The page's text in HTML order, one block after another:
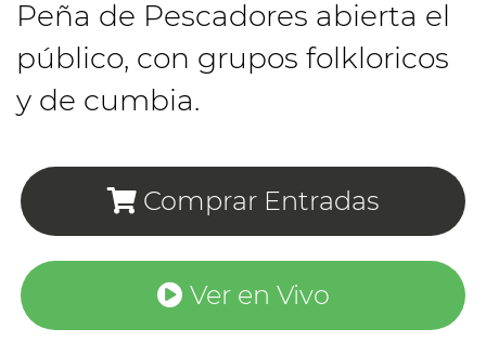
Peña de Pescadores abierta el
público, con grupos folkloricos
y de cumbia.
Comprar Entradas
Ver en Vivo